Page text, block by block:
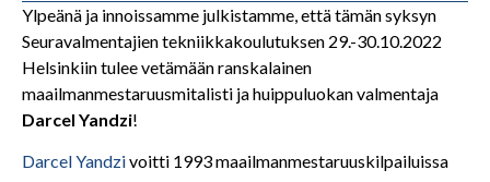
Ylpeänä ja innoissamme julkistamme, että tämän syksyn
Seuravalmentajien tekniikkakoulutuksen 29.-30.10.2022
Helsinkiin tulee vetämään ranskalainen
maailmanmestaruusmitalisti ja huippuluokan valmentaja
Darcel Yandzi!
Darcel Yandzivoitti 1993 maailmanmestaruuskilpailuissa